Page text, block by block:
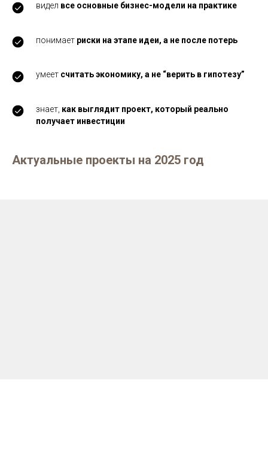
видел все основные бизнес-модели на практике
понимает риски на этапе идеи, а не после потерь
умеет считать экономику, а не “верить в гипотезу”
знает, как выглядит проект, который реально
получает инвестиции
Актуальные проекты на 2025 год